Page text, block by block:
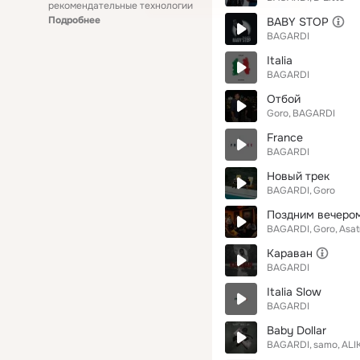
рекомендательные технологии
Подробнее
BABY STOP
BAGARDI
Italia
BAGARDI
Отбой
Goro BAGARDI
France
BAGARDI
Новый трек
BAGARDI Goro
Поздним
BAGARDI Goro
Караван
BAGARDI
Italia Slow
BAGARDI
Baby Dollar
BAGARDI samo